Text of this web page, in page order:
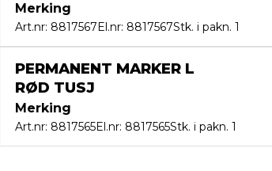
Merking
Art.nr: 8817567El.nr: 8817567Stk. i pakn. 1
PERMANENT MARKER L
RØD TUSJ
Merking
Art.nr: 8817565El.nr: 8817565Stk. i pakn. 1